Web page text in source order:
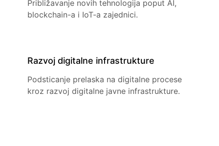
Približavanje novih tehnologija poput AI,
blockchain-a i IoT-a zajednici.
Razvoj digitalne infrastrukture
Podsticanje prelaska na digitalne procese
kroz razvoj digitalne javne infrastrukture.